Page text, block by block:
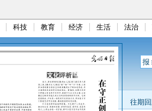
科技 教育 经济 生活 法治
报
往期